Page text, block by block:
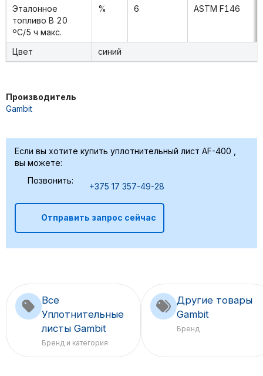
Эталонное
топливо B 20
ºC/5 ч макс.
% 6 ASTM F146
Цвет синий
Производитель
Gambit
Если вы хотите купить уплотнительный лист AF-400 ,
вы можете:
Позвонить:
+375 17 357-49-28
Отправить запрос сейчас
Все
Уплотнительные
листы Gambit
Бренд и категория
Другие товары
Gambit
Бренд